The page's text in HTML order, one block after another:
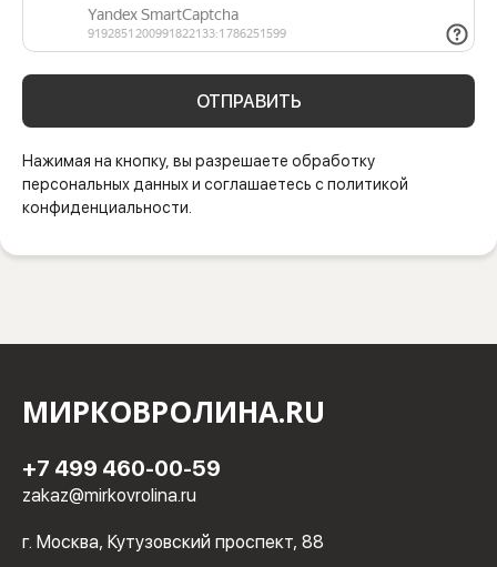
ОТПРАВИТЬ
Нажимая на кнопку, вы разрешаете обработку
персональных данных и соглашаетесь с политикой
конфиденциальности.
МИРКОВРОЛИНА.RU
+7 499 460-00-59
zakaz@mirkovrolina.ru
г. Москва, Кутузовский проспект, 88